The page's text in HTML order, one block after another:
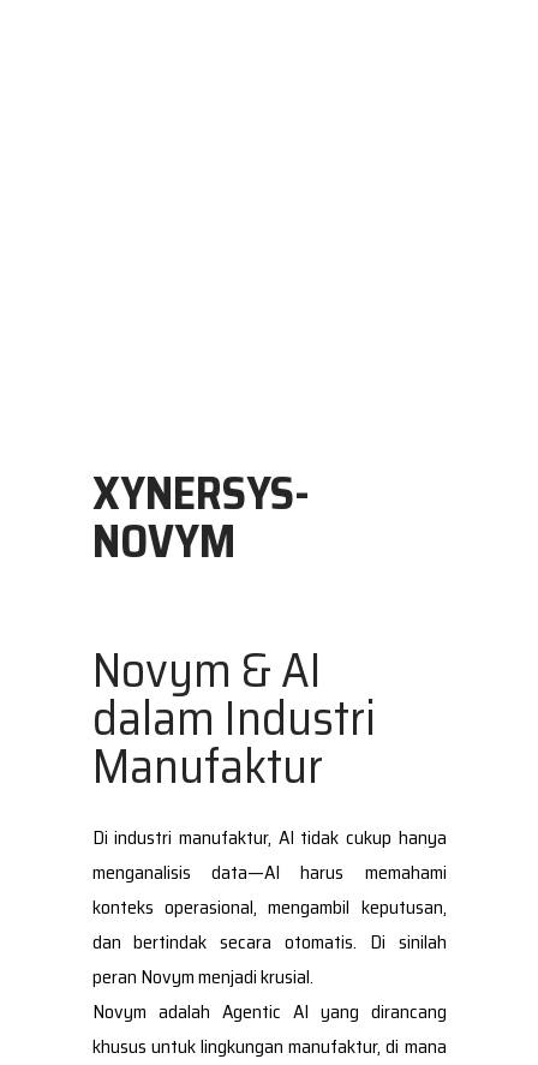
XYNERSYS-
NOVYM
Novym & AI
dalam Industri
Manufaktur
Di industri manufaktur, AI tidak cukup hanya
menganalisis data—AI harus memahami
konteks operasional, mengambil keputusan,
dan bertindak secara otomatis. Di sinilah
peran Novym menjadi krusial.
Novym adalah Agentic AI yang dirancang
khusus untuk lingkungan manufaktur, di mana